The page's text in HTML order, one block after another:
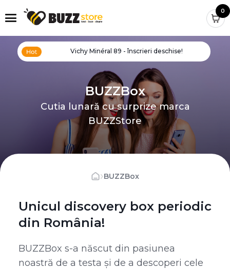
0
Vichy Minéral 89 - înscrieri deschise!
BUZZBox
Cutia lunară cu surprize marca
BUZZStore
›BUZZBox
Unicul discovery box periodic
din România!
BUZZBox s-a născut din pasiunea
noastră de a testa și de a descoperi cele